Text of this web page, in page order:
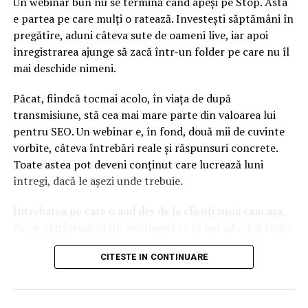
e partea pe care mulți o ratează. Investești săptămâni în
pregătire, aduni câteva sute de oameni live, iar apoi
înregistrarea ajunge să zacă într-un folder pe care nu îl
mai deschide nimeni.
Păcat, fiindcă tocmai acolo, în viața de după
transmisiune, stă cea mai mare parte din valoarea lui
pentru SEO. Un webinar e, în fond, două mii de cuvinte
vorbite, câteva întrebări reale și răspunsuri concrete.
Toate astea pot deveni conținut care lucrează luni
întregi, dacă le așezi unde trebuie.
Întrebarea pe care o aud des de la clienți sună cam așa.
din Google, nu doar lead-uri pe moment? Răspunsul
scurt e că platforma contează, dar nu în felul în care
CITESTE IN CONTINUARE